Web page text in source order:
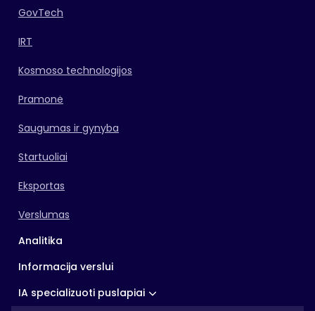
GovTech
IRT
Kosmoso technologijos
Pramonė
Saugumas ir gynyba
Startuoliai
Eksportas
Verslumas
Analitika
Informacija verslui
IA specializuoti puslapiai